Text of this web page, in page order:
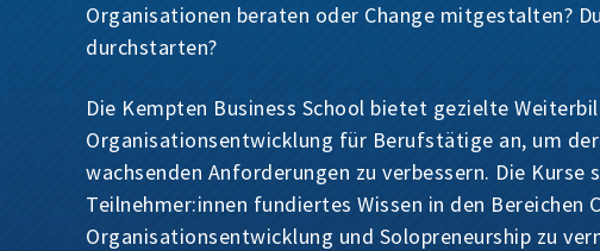
Organisationen beraten oder Change mitgestalten?
durchstarten?
Die Kempten Business School bietet gezielte
Organisationsentwicklung für Berufstätige an, um
wachsenden Anforderungen zu verbessern. Die
Teilnehmer:innen fundiertes Wissen in den Bereichen
Organisationsentwicklung und Solopreneurship zu